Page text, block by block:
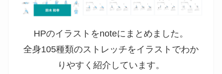
HPのイラストをnoteにまとめました。
全身105種類のストレッチをイラストでわか
りやすく紹介しています。